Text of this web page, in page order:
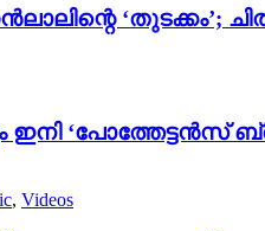
‘തുടക്കം’;
ഇനി ‘പോത്തേട്ടൻസ്
, Videos